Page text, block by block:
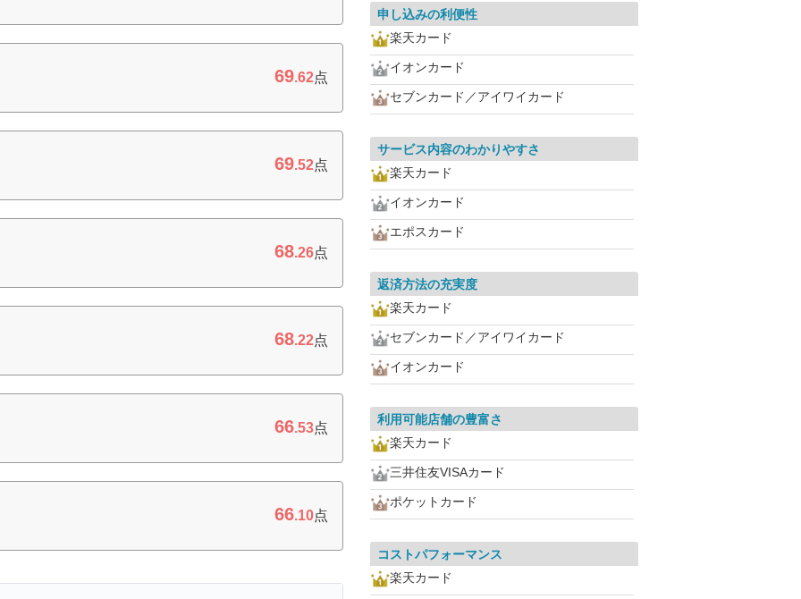
69.62点
69.52点
68.26点
68.22点
66.53点
66.10点
申し込みの利便性
楽天カード
イオンカード
セブンカード／アイワイカード
サービス内容のわかりやすさ
楽天カード
イオンカード
エポスカード
返済方法の充実度
楽天カード
セブンカード／アイワイカード
イオンカード
利用可能店舗の豊富さ
楽天カード
三井住友VISAカード
ポケットカード
コストパフォーマンス
楽天カード